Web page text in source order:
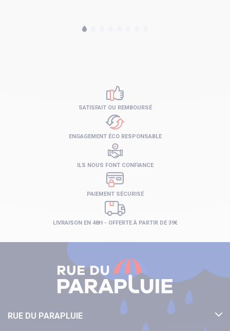
LIVRAISON EN 48H - OFFERTE À PARTIR DE 39€
PAIEMENT SÉCURISÉ
SATISFAIT OU REMBOURSÉ
ENGAGEMENT ÉCO RESPONSABLE
ILS NOUS FONT CONFIANCE
RUE DU PARAPLUIE